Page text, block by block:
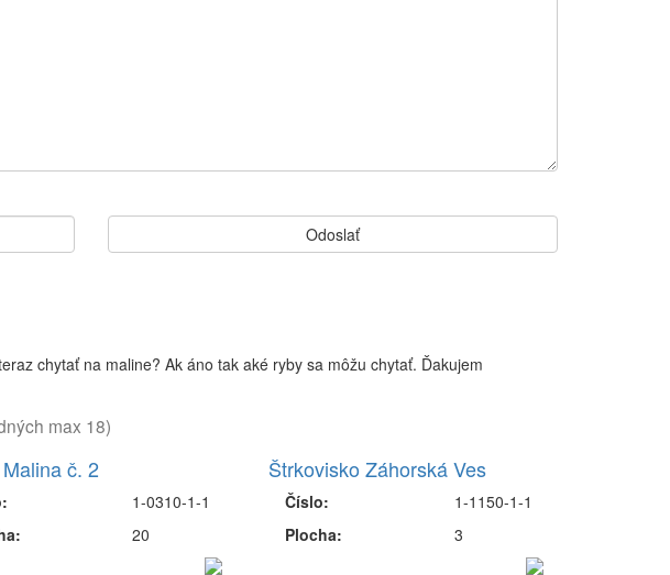
chytať na maline? Ak áno tak aké ryby sa môžu chytať. Ďakujem
max 18)
č. 2
1-0310-1-1
20
Štrkovisko Záhorská Ves
Číslo:
Plocha:
1-1150-1-1
3